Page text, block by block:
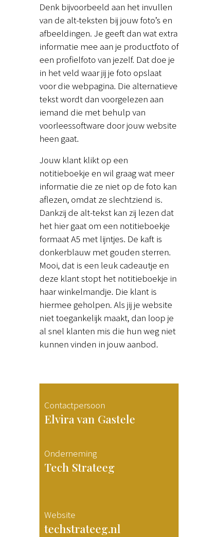
Denk bijvoorbeeld aan het invullen
van de alt-teksten bij jouw foto’s en
afbeeldingen. Je geeft dan wat extra
informatie mee aan je productfoto of
een profielfoto van jezelf. Dat doe je
in het veld waar jij je foto opslaat
voor die webpagina. Die alternatieve
tekst wordt dan voorgelezen aan
iemand die met behulp van
voorleessoftware door jouw website
heen gaat.
Jouw klant klikt op een
notitieboekje en wil graag wat meer
informatie die ze niet op de foto kan
aflezen, omdat ze slechtziend is.
Dankzij de alt-tekst kan zij lezen dat
het hier gaat om een notitieboekje
formaat A5 met lijntjes. De kaft is
donkerblauw met gouden sterren.
Mooi, dat is een leuk cadeautje en
deze klant stopt het notitieboekje in
haar winkelmandje. Die klant is
hiermee geholpen. Als jij je website
niet toegankelijk maakt, dan loop je
al snel klanten mis die hun weg niet
kunnen vinden in jouw aanbod.
Contactpersoon
Elvira van Gastele
Onderneming
Tech Strateeg
Website
techstrateeg.nl